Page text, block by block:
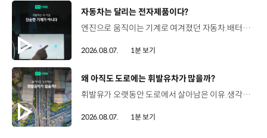
[동영상]
자동차는 달리는 전자제품이다?
엔진으로 움직이는 기계로 여겨졌던 자동차.배터리와 소프트웨어를 통해 어떻게 바뀌고 있을까요? 현대진행형 팟캐스트 EP.21에서 확인하세요.📻 #현대자동차그룹 #현대진행형 #모빌리티팟캐스트 #SDV #전기차 #연료 #미래모빌리티 #모빌리티
2026.08.07. 1분 보기
[동영상]
왜 아직도 도로에는 휘발유차가 많을까?
휘발유가 오랫동안 도로에서 살아남은 이유.생각보다 강력한 장점이 있었습니다. 현대진행형 팟캐스트 EP.21에서 확인하세요.📻 #현대자동차그룹 #현대진행형 #모빌리티팟캐스트 #휘발유 #내연기관 #연료 #미래모빌리티 #모빌리티
2026.08.07. 1분 보기